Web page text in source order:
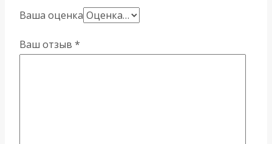
Ваша оценка
Ваш отзыв *